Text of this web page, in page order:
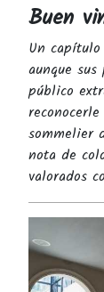
Buen
Un
aunque
público
sommelier
nota de
valorados